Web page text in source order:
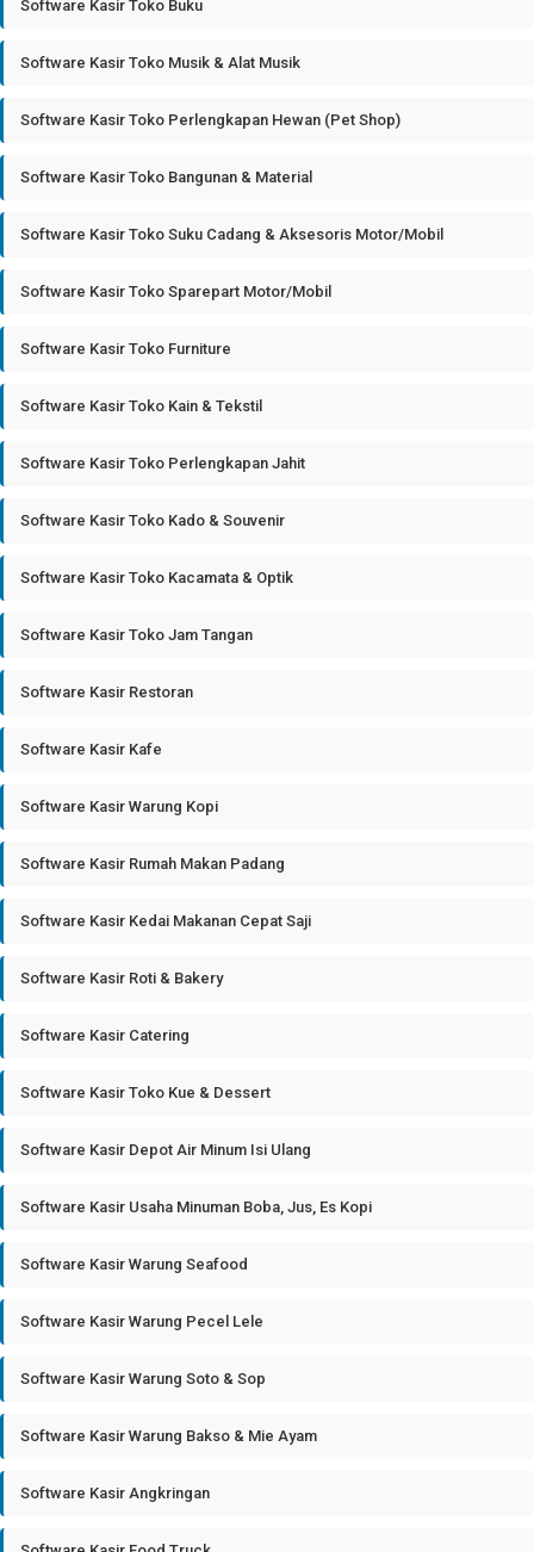
Software Kasir Toko Buku
Software Kasir Toko Musik & Alat Musik
Software Kasir Toko Perlengkapan Hewan (Pet Shop)
Software Kasir Toko Bangunan & Material
Software Kasir Toko Suku Cadang & Aksesoris Motor/Mobil
Software Kasir Toko Sparepart Motor/Mobil
Software Kasir Toko Furniture
Software Kasir Toko Kain & Tekstil
Software Kasir Toko Perlengkapan Jahit
Software Kasir Toko Kado & Souvenir
Software Kasir Toko Kacamata & Optik
Software Kasir Toko Jam Tangan
Software Kasir Restoran
Software Kasir Kafe
Software Kasir Warung Kopi
Software Kasir Rumah Makan Padang
Software Kasir Kedai Makanan Cepat Saji
Software Kasir Roti & Bakery
Software Kasir Catering
Software Kasir Toko Kue & Dessert
Software Kasir Depot Air Minum Isi Ulang
Software Kasir Usaha Minuman Boba, Jus, Es Kopi
Software Kasir Warung Seafood
Software Kasir Warung Pecel Lele
Software Kasir Warung Soto & Sop
Software Kasir Warung Bakso & Mie Ayam
Software Kasir Angkringan